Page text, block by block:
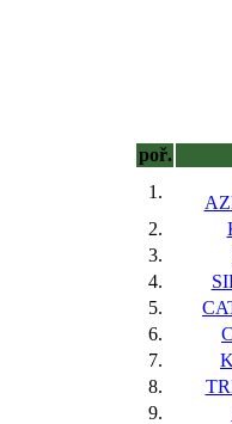
poř.
1.
2.
3.
4.
5.
6.
7.
8.
9.